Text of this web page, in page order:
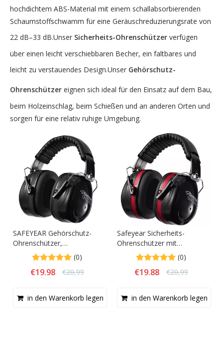
hochdichtem ABS-Material mit einem schallabsorbierenden
Schaumstoffschwamm für eine Geräuschreduzierungsrate von
22 dB–33 dB.Unser Sicherheits-Ohrenschützer verfügen
über einen leicht verschiebbaren Becher, ein faltbares und
leicht zu verstauendes Design.Unser Gehörschutz-
Ohrenschützer eignen sich ideal für den Einsatz auf dem Bau,
beim Holzeinschlag, beim Schießen und an anderen Orten und
sorgen für eine relativ ruhige Umgebung.
SAFEYEAR Gehörschutz-
Ohrenschützer,
Lärmreduzierende
Sicherheits-Ohrenschützer
für Schützen
(0)
€19.98 €20,99
in den Warenkorb legen
Safeyear Sicherheits-
Ohrenschützer mit
Geräuschunterdrückung,
verstellbarer Ohrenschützer
mit Schallreduzierung,
Schlafen, Arbeiten
(0)
€19.88 €20,99
in den Warenkorb legen